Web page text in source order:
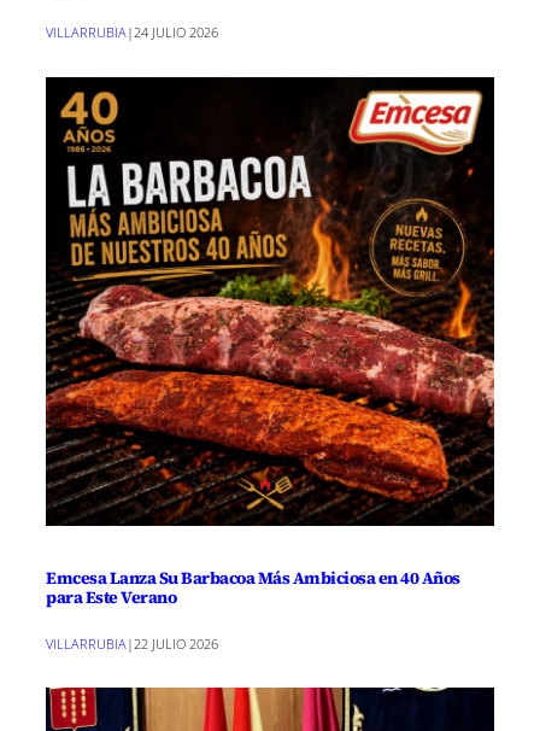
VILLARRUBIA | 24 JULIO 2026
Emcesa Lanza Su Barbacoa Más Ambiciosa en 40 Años
para Este Verano
VILLARRUBIA | 22 JULIO 2026